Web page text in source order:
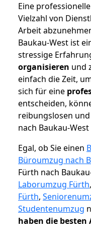
Eine professionelle
Vielzahl von
Arbeit
Baukau-West ist
stressige
organisieren und
einfach die Zeit,
sich für eine
entscheiden,
reibungslosen
nach Baukau-
Egal, ob Sie einen
Büroumzug nach
Fürth nach
Laborumzug Fürth,
Fürth,
Studentenumzug
haben die besten